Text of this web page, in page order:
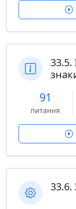
33.5.
91
питання
33.6.